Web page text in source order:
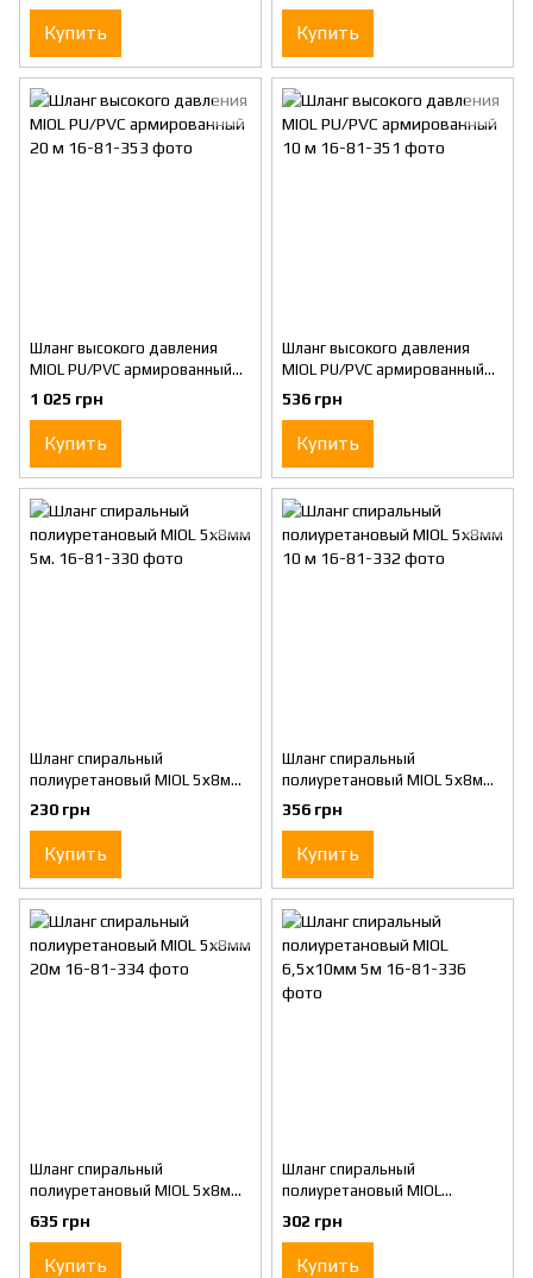
Купить Купить
Шланг высокого давления
MIOL PU/PVC армированный
20 м
1 025 грн
Купить
Шланг высокого давления
MIOL PU/PVC армированный
10 м
536 грн
Купить
Шланг спиральный
полиуретановый MIOL 5х8мм
5м.
230 грн
Купить
Шланг спиральный
полиуретановый MIOL 5х8мм
10 м
356 грн
Купить
Шланг спиральный
полиуретановый MIOL 5х8мм
20м
635 грн
Купить
Шланг спиральный
полиуретановый MIOL
6,5х10мм 5м
302 грн
Купить